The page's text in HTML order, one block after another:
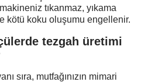
tıkanmaz, yıkama
kötü koku oluşumu engellenir.
tezgah üretimi
sıra, mutfağınızın mimari